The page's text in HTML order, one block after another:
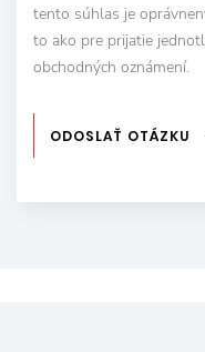
tento súhlas je
to ako pre prijatie
obchodných oznámení.
ODOSLAŤ OTÁZKU